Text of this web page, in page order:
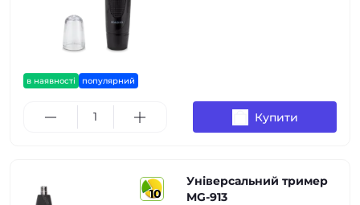
в наявності популярний
Купити
10
Універсальний тример
MG-913